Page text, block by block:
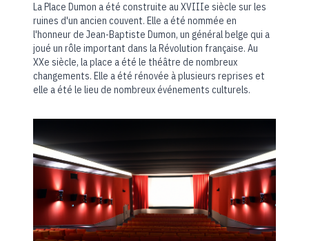
La Place Dumon a été construite au XVIIIe siècle sur les
ruines d'un ancien couvent. Elle a été nommée en
l'honneur de Jean-Baptiste Dumon, un général belge qui a
joué un rôle important dans la Révolution française. Au
XXe siècle, la place a été le théâtre de nombreux
changements. Elle a été rénovée à plusieurs reprises et
elle a été le lieu de nombreux événements culturels.